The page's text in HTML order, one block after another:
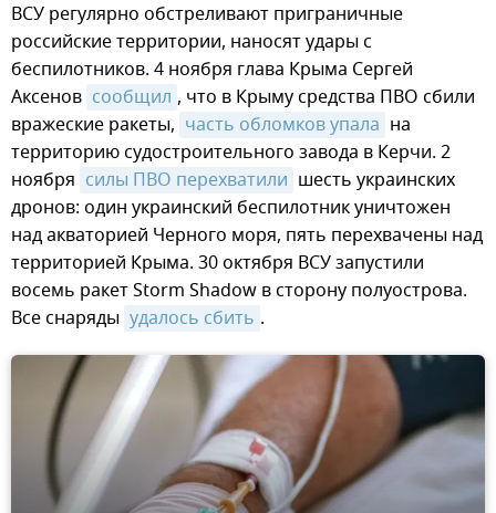
ВСУ регулярно обстреливают приграничные
российские территории, наносят удары с
беспилотников. 4 ноября глава Крыма Сергей
Аксенов сообщил , что в Крыму средства ПВО сбили
вражеские ракеты, часть обломков упала на
территорию судостроительного завода в Керчи. 2
ноября силы ПВО перехватили шесть украинских
дронов: один украинский беспилотник уничтожен
над акваторией Черного моря, пять перехвачены над
территорией Крыма. 30 октября ВСУ запустили
восемь ракет Storm Shadow в сторону полуострова.
Все снаряды удалось сбить .